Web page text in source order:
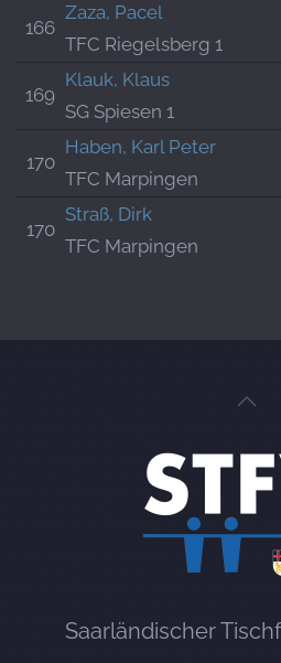
166
Zaza, Pacel
TFC Riegelsberg 1
169
Klauk, Klaus
SG Spiesen 1
170
Haben, Karl Peter
TFC Marpingen
170
Straß, Dirk
TFC Marpingen
Saarländischer